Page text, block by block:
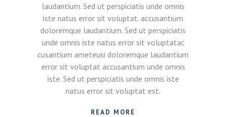
laudantium. Sed ut perspiciatis unde omnis
iste natus error sit voluptat. accusantium
doloremque laudantium. Sed ut perspiciatis
unde omnis iste natus error sit voluptatac
cusantium ameteusi doloremque laudantium
error sit voluptat accusantium unde omnis
iste. Sed ut perspiciatis unde omnis iste
natus error sit voluptat est.
READ MORE